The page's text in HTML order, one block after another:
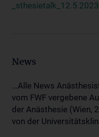
News
...Alle News
vom FWF vergebene
der Anästhesie (Wien,
von der